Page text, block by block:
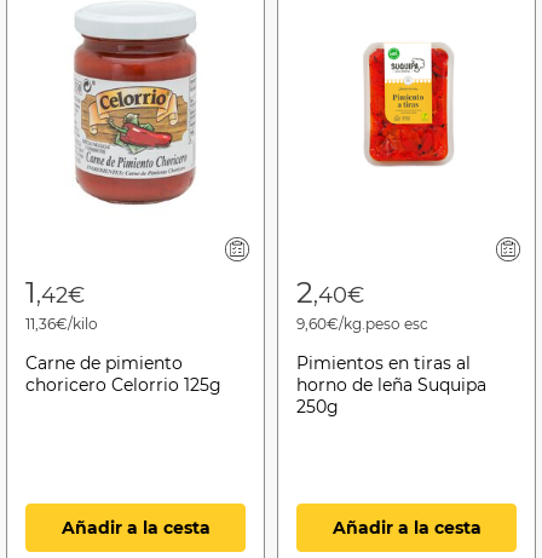
1,42€
11,36€/kilo
Carne de pimiento
choricero Celorrio 125g
Añadir a la cesta
2,40€
9,60€/kg.peso esc
Pimientos en tiras al
horno de leña Suquipa
250g
Añadir a la cesta